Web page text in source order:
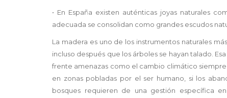
• En España existen auténticas joyas naturales
adecuada se consolidan como grandes escudos
La madera es uno de los instrumentos naturales
incluso después que los árboles se hayan talado.
frente amenazas como el cambio climático
en zonas pobladas por el ser humano, si los
bosques requieren de una gestión específica